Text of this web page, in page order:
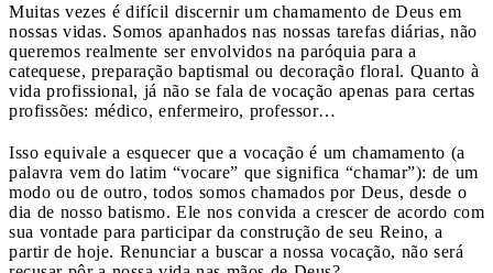
Muitas vezes é difícil discernir um chamamento de Deus em
nossas vidas. Somos apanhados nas nossas tarefas diárias, não
queremos realmente ser envolvidos na paróquia para a
catequese, preparação baptismal ou decoração floral. Quanto à
vida profissional, já não se fala de vocação apenas para certas
profissões: médico, enfermeiro, professor…
Isso equivale a esquecer que a vocação é um chamamento (a
palavra vem do latim “vocare” que significa “chamar”): de um
modo ou de outro, todos somos chamados por Deus, desde o
dia de nosso batismo. Ele nos convida a crescer de acordo com
sua vontade para participar da construção de seu Reino, a
partir de hoje. Renunciar a buscar a nossa vocação, não será